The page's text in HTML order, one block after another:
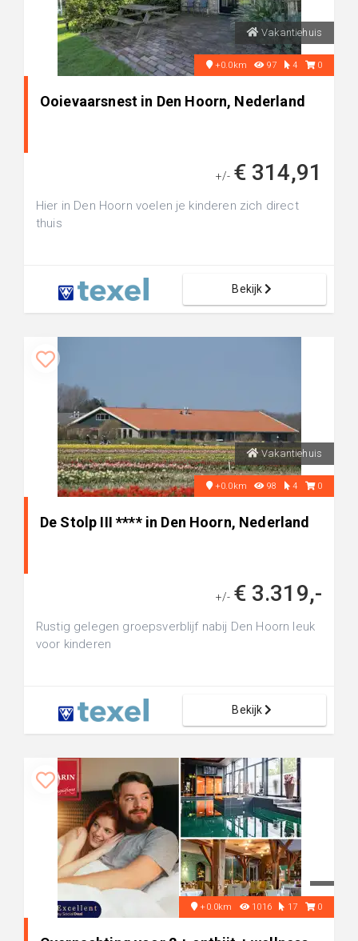
Vakantiehuis
+0.0km 97 4 0
Ooievaarsnest in Den Hoorn, Nederland
+/- € 314,91
Hier in Den Hoorn voelen je kinderen zich direct
thuis
Bekijk
Vakantiehuis
+0.0km 98 4 0
De Stolp III **** in Den Hoorn, Nederland
+/- € 3.319,-
Rustig gelegen groepsverblijf nabij Den Hoorn leuk
voor kinderen
Bekijk
+0.0km 1016 17 0